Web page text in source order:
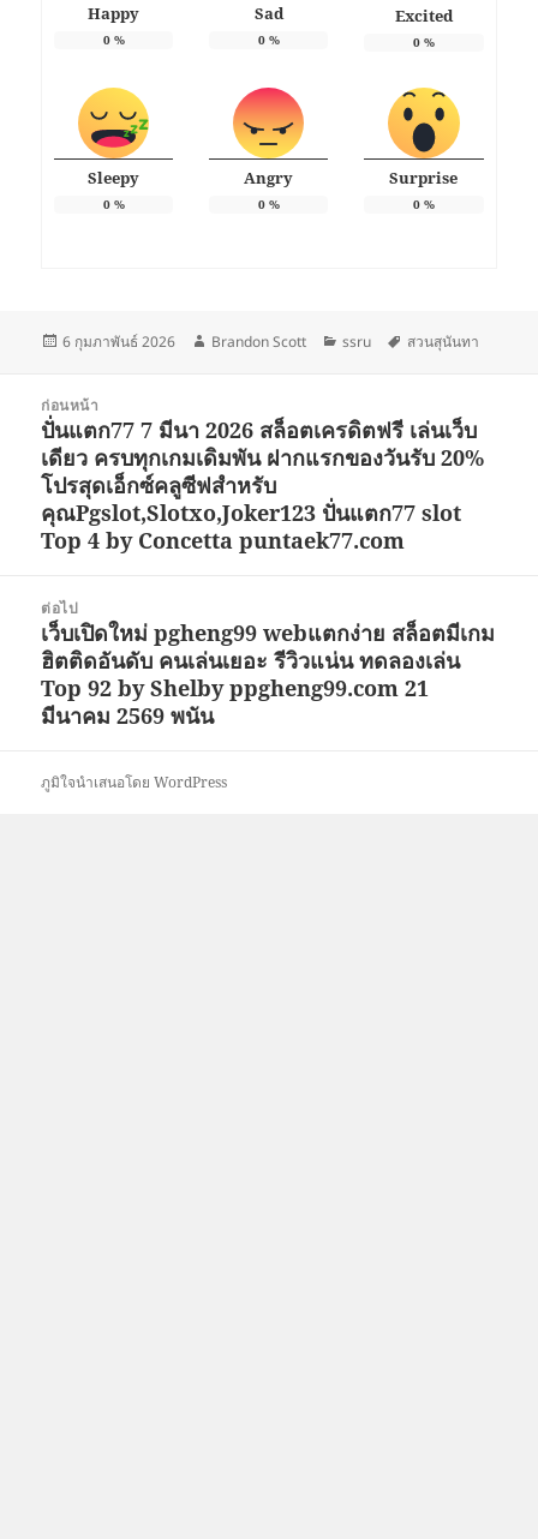
Happy
0%
Sad
0%
Excited
0%
Sleepy
0%
Angry
0%
Surprise
0%
เขียน
6 กุมภาพันธ์ 2026
ผู้
Brandon Scott
หมวด
ssru
ป้าย
สวนสุนันทา
ก่อนหน้า
เรื่อง
ก่อน
หน้า:
ปั่นแตก77 7 มีนา 2026 สล็อตเครดิตฟรี เล่นเว็บ
เดียว ครบทุกเกมเดิมพัน ฝากแรกของวันรับ 20%
โปรสุดเอ็กซ์คลูซีฟสำหรับ
คุณPgslot,Slotxo,Joker123 ปั่นแตก77 slot
Top 4 by Concetta puntaek77.com
ต่อไป
เรื่อง
ต่อ
ไป:
เว็บเปิดใหม่ pgheng99 webแตกง่าย สล็อตมีเกม
ฮิตติดอันดับ คนเล่นเยอะ รีวิวแน่น ทดลองเล่น
Top 92 by Shelby ppgheng99.com 21
มีนาคม 2569 พนัน
ภูมิใจนำเสนอโดย WordPress